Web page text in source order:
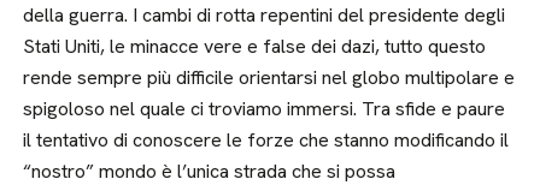
della guerra. I cambi di rotta repentini del presidente degli
Stati Uniti, le minacce vere e false dei dazi, tutto questo
rende sempre più difficile orientarsi nel globo multipolare e
spigoloso nel quale ci troviamo immersi. Tra sfide e paure
il tentativo di conoscere le forze che stanno modificando il
“nostro” mondo è l’unica strada che si possa